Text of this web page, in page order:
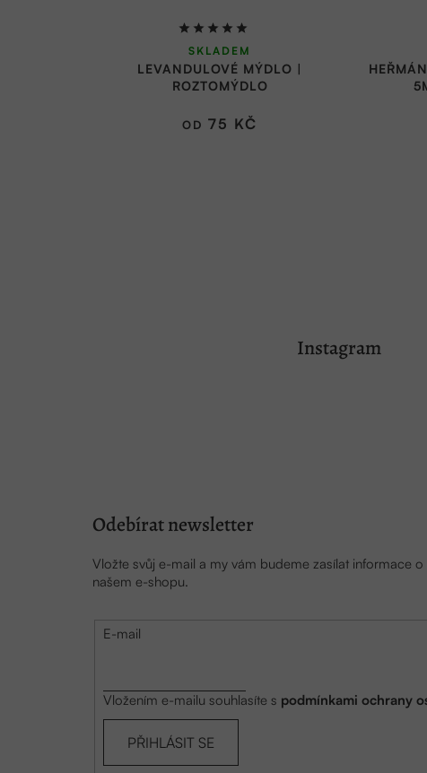
LEVANDULOVÉ MÝDLO |
ROZTOMÝDLO
Průměrné
hodnocení
produktu
5,0
SKLADEM
OD 75 KČ
Instagram
Odebírat newsletter
Vložte svůj e-mail a my vám budeme zasílat informace
našem e-shopu.
E-mail
Vložením e-mailu souhlasíte s podmínkami ochrany
PŘIHLÁSIT SE